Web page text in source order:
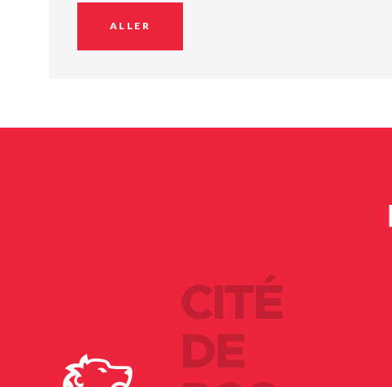
ALLER
CITÉ
DE